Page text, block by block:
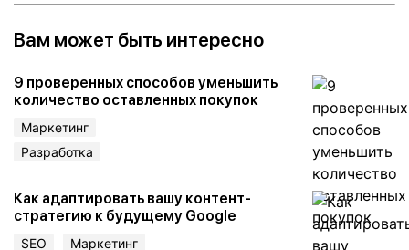
Вам может быть интересно
9 проверенных способов уменьшить
количество оставленных покупок
Маркетинг
Разработка
Как адаптировать вашу контент-
стратегию к будущему Google
SEO Маркетинг